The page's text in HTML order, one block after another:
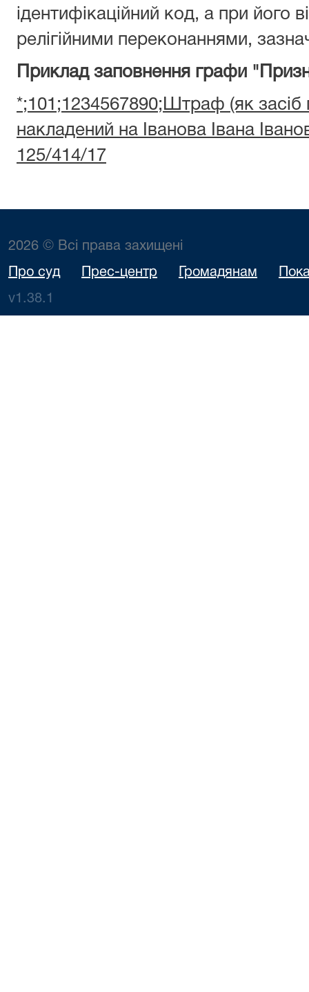
ідентифікаційний код, а при його
релігійними переконаннями,
Приклад заповнення графи
*;101;1234567890;Штраф (як засіб
накладений на Іванова Івана
125/414/17
2026 © Всі права захищені
Про суд Прес-центр Громадянам
v1.38.1